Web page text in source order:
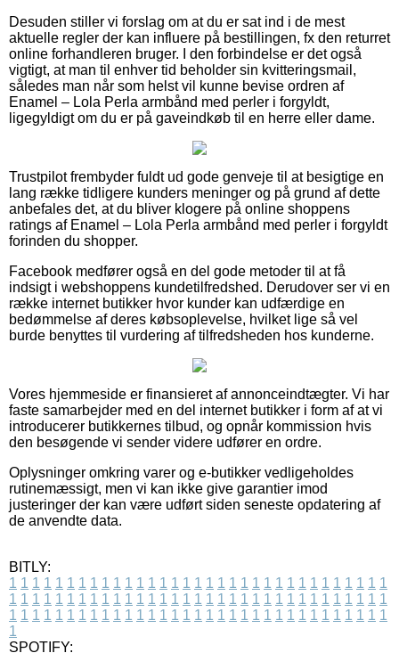
Desuden stiller vi forslag om at du er sat ind i de mest
aktuelle regler der kan influere på bestillingen, fx den returret
online forhandleren bruger. I den forbindelse er det også
vigtigt, at man til enhver tid beholder sin kvitteringsmail,
således man når som helst vil kunne bevise ordren af
Enamel – Lola Perla armbånd med perler i forgyldt,
ligegyldigt om du er på gaveindkøb til en herre eller dame.
Trustpilot frembyder fuldt ud gode genveje til at besigtige en
lang række tidligere kunders meninger og på grund af dette
anbefales det, at du bliver klogere på online shoppens
ratings af Enamel – Lola Perla armbånd med perler i forgyldt
forinden du shopper.
Facebook medfører også en del gode metoder til at få
indsigt i webshoppens kundetilfredshed. Derudover ser vi en
række internet butikker hvor kunder kan udfærdige en
bedømmelse af deres købsoplevelse, hvilket lige så vel
burde benyttes til vurdering af tilfredsheden hos kunderne.
Vores hjemmeside er finansieret af annonceindtægter. Vi har
faste samarbejder med en del internet butikker i form af at vi
introducerer butikkernes tilbud, og opnår kommission hvis
den besøgende vi sender videre udfører en ordre.
Oplysninger omkring varer og e-butikker vedligeholdes
rutinemæssigt, men vi kan ikke give garantier imod
justeringer der kan være udført siden seneste opdatering af
de anvendte data.
BITLY:
1 1 1 1 1 1 1 1 1 1 1 1 1 1 1 1 1 1 1 1 1 1 1 1 1 1 1 1 1 1 1 1 1
1 1 1 1 1 1 1 1 1 1 1 1 1 1 1 1 1 1 1 1 1 1 1 1 1 1 1 1 1 1 1 1 1
1 1 1 1 1 1 1 1 1 1 1 1 1 1 1 1 1 1 1 1 1 1 1 1 1 1 1 1 1 1 1 1 1
1
SPOTIFY: